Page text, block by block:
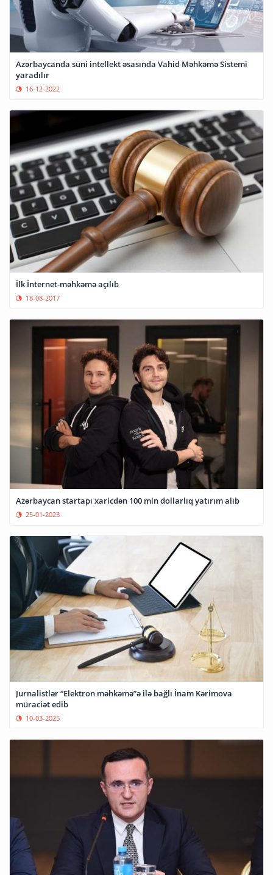
Azərbaycanda süni intellekt əsasında Vahid Məhkəmə Sistemi
yaradılır
16-12-2022
İlk İnternet-məhkəmə açılıb
18-08-2017
Azərbaycan startapı xaricdən 100 min dollarlıq yatırım alıb
25-01-2023
Jurnalistlər “Elektron məhkəmə”ə ilə bağlı İnam Kərimova
müraciət edib
10-03-2025